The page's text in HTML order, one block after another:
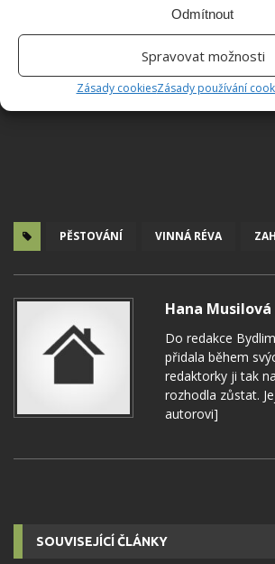
Odmítnout
Spravovat možnosti
Zásady cookiesZásady používání
PĚSTOVÁNÍ VINNÁ RÉVA
Hana Musilová
Do redakce
přidala během
redaktorky ji tak
rozhodla zůstat.
autorovi]
SOUVISEJÍCÍ ČLÁNKY